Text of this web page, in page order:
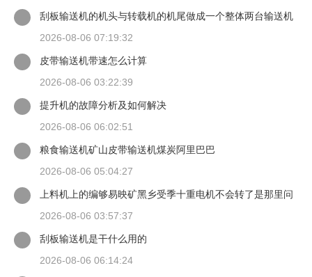
刮板输送机的机头与转载机的机尾做成一个整体两台输送机
2026-08-06 07:19:32
皮带输送机带速怎么计算
2026-08-06 03:22:39
提升机的故障分析及如何解决
2026-08-06 06:02:51
粮食输送机矿山皮带输送机煤炭阿里巴巴
2026-08-06 05:04:27
上料机上的编够易映矿黑乡受季十重电机不会转了是那里问
2026-08-06 03:57:37
刮板输送机是干什么用的
2026-08-06 06:14:24